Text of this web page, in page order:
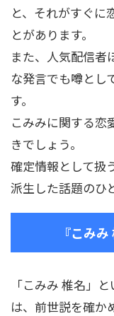
と、それがすぐに
とがあります。
また、人気配信者
な発言でも噂とし
す。
こみみに関する恋
きでしょう。
確定情報として扱
派生した話題のひ
『こみ
「こみみ 椎名」
は、前世説を確か